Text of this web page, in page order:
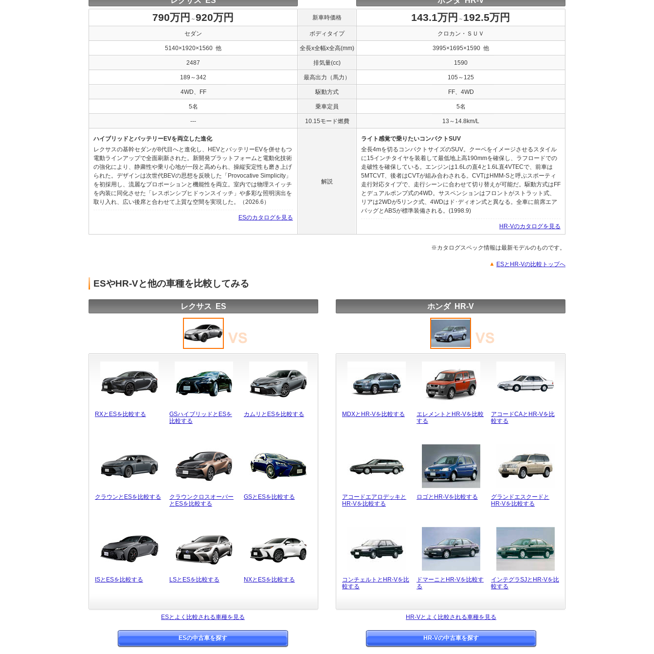
790万円 ～920万円 新車時価格 143.1万円 ～ 192.5万円
セダン ボディタイプ クロカン・ＳＵＶ
5140×1920×1560 他 全長x全幅x全高(mm) 3995×1695×1590 他
2487 排気量(cc) 1590
189～342 最高出力（馬力） 105～125
4WD、FF 駆動方式 FF、4WD
5名 乗車定員 5名
--- 10.15モード燃費 13～14.8km/L
ハイブリッドとバッテリーEVを両立した進化
レクサスの基幹セダンが8代目へと進化し、HEVとバッテリーEVを併せもつ
電動ラインアップで全面刷新された。新開発プラットフォームと電動化技術
の強化により、静粛性や乗り心地が一段と高められ、操縦安定性も磨き上げ
られた。デザインは次世代BEVの思想を反映した「Provocative Simplicity」
を初採用し、流麗なプロポーションと機能性を両立。室内では物理スイッチ
を内装に同化させた「レスポンシブヒドゥンスイッチ」や多彩な照明演出を
取り入れ、広い後席と合わせて上質な空間を実現した。（2026.6）
ESのカタログを見る
解説
ライト感覚で乗りたいコンパクトSUV
全長4mを切るコンパクトサイズのSUV。クーペをイメージさせるスタイル
に15インチタイヤを装着して最低地上高190mmを確保し、ラフロードでの
走破性を確保している。エンジンは1.6Lの直4と1.6L直4VTECで、前車は
5MTCVT、後者はCVTが組み合わされる。CVTはHMM-Sと呼ぶスポーティ
走行対応タイプで、走行シーンに合わせて切り替えが可能だ。駆動方式はFF
とデュアルポンプ式の4WD。サスペンションはフロントがストラット式、
リアは2WDが5リンク式、4WDはド･ディオン式と異なる。全車に前席エア
バッグとABSが標準装備される。(1998.9)
HR-Vのカタログを見る
※カタログスペック情報は最新モデルのものです。
ESとHR-Vの比較トップへ
ESやHR-Vと他の車種を比較してみる
レクサス ES
RXとESを比較する
GSハイブリッドとESを
比較する
カムリとESを比較する
クラウンとESを比較する
クラウンクロスオーバー
とESを比較する
GSとESを比較する
ISとESを比較する LSとESを比較する NXとESを比較する
ホンダ HR-V
MDXとHR-Vを比較する
エレメントとHR-Vを比較
する
アコードCAとHR-Vを比
較する
アコードエアロデッキと
HR-Vを比較する
ロゴとHR-Vを比較する
グランドエスクードと
HR-Vを比較する
コンチェルトとHR-Vを比
較する
ドマーニとHR-Vを比較す
る
インテグラSJとHR-Vを比
較する
ESとよく比較される車種を見る HR-Vとよく比較される車種を見る
ESの中古車を探す HR-Vの中古車を探す